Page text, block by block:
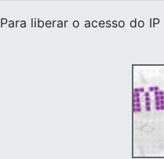
Para liberar o acesso do IP